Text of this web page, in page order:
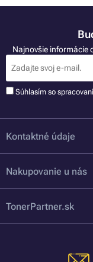
Najnovšie informácie
Súhlasím so
Kontaktné údaje
Nakupovanie u nás
TonerPartner.sk